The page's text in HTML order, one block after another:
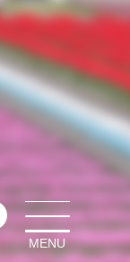
MENU